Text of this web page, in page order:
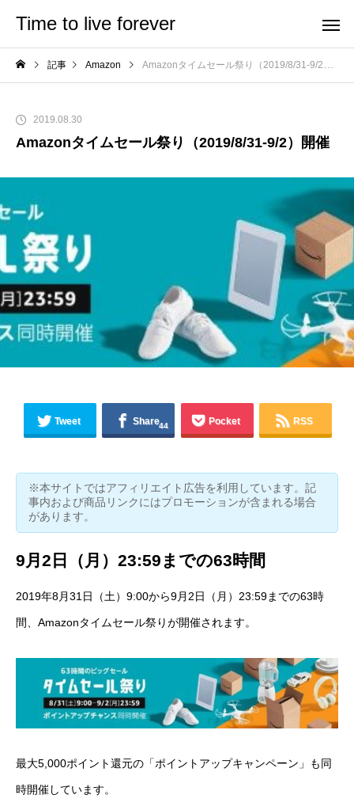
Time to live forever
記事 Amazon Amazonタイムセール祭り（2019/8/31-9/2）開催
2019.08.30
Amazonタイムセール祭り（2019/8/31-9/2）開催
Tweet Share44 Pocket RSS
※本サイトではアフィリエイト広告を利用しています。記
事内および商品リンクにはプロモーションが含まれる場合
があります。
9月2日（月）23:59‎までの63時間
2019年8月31日（土）9:00から9月2日（月）23:59までの63時
間、 Amazonタイムセール祭りが開催されます。
最大5,000ポイント還元の「ポイントアップキャンペーン 」も同
時開催しています。